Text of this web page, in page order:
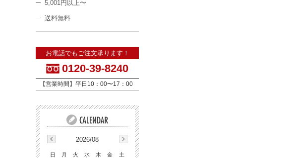
5,001円以上〜
送料無料
お電話でもご注文承ります！
0120-39-8240
【営業時間】平日10：00〜17：00
2026/08
日 月 火 水 木 金
土